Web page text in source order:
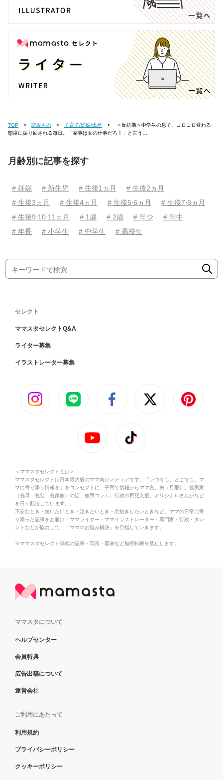
TOP 読みもの 子育て/妊娠/出産
態度に振り回される毎日。「家事は女の仕事だろ！」と言う…
月齢別に記事を探す
# 妊娠 # 新生児 # 生後1ヵ月
# 生後2ヵ月
# 生後3ヵ月
# 生後4ヵ月 # 生後5⋅6ヵ月
# 生後7⋅8ヵ月
# 生後9⋅10⋅11ヵ月
# 1歳 # 2歳 # 年少
# 年中
# 年長
# 小学生 # 中学生 # 高校生
セレクト
ママスタセレクトQ&A
ライター募集
イラストレーター募集
＜ママスタセレクトとは＞
ママスタセレクトは日本最大級のママ向けメディアです。「いつでも、どこでも、マ
マに寄り添う情報を」をコンセプトに、子育て情報からママ友、夫（旦那）、義実家
（義母、義父、義家族）の話、教育コラム、行政の育児支援、オリジナルまんがなど
を日々配信しています。
不安なとき・笑いたいとき・泣きたいとき・息抜きしたいときなど、ママの日常に寄
り添った記事をお届け！ママライター・ママイラストレーター・専門家・行政・タレ
ントなどが協力して、「ママのお悩み解決」を目指していきます。
※ママスタセレクト掲載の記事・写真・図表など無断転載を禁止します。
ママスタについて
ヘルプセンター
会員特典
広告出稿について
運営会社
ご利用にあたって
利用規約
プライバシーポリシー
クッキーポリシー